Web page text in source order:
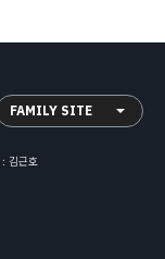
: 김근호
FAMILY SITE